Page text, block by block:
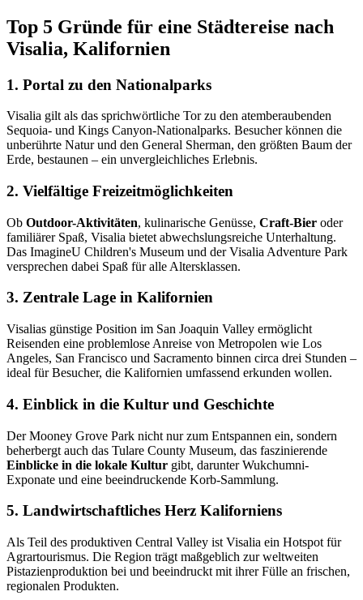
Top 5 Gründe für eine Städtereise nach
Visalia, Kalifornien
1. Portal zu den Nationalparks
Visalia gilt als das sprichwörtliche Tor zu den atemberaubenden
Sequoia- und Kings Canyon-Nationalparks. Besucher können die
unberührte Natur und den General Sherman, den größten Baum der
Erde, bestaunen – ein unvergleichliches Erlebnis.
2. Vielfältige Freizeitmöglichkeiten
Ob Outdoor-Aktivitäten, kulinarische Genüsse, Craft-Bier oder
familiärer Spaß, Visalia bietet abwechslungsreiche Unterhaltung.
Das ImagineU Children's Museum und der Visalia Adventure Park
versprechen dabei Spaß für alle Altersklassen.
3. Zentrale Lage in Kalifornien
Visalias günstige Position im San Joaquin Valley ermöglicht
Reisenden eine problemlose Anreise von Metropolen wie Los
Angeles, San Francisco und Sacramento binnen circa drei Stunden –
ideal für Besucher, die Kalifornien umfassend erkunden wollen.
4. Einblick in die Kultur und Geschichte
Der Mooney Grove Park nicht nur zum Entspannen ein, sondern
beherbergt auch das Tulare County Museum, das faszinierende
Einblicke in die lokale Kultur gibt, darunter Wukchumni-
Exponate und eine beeindruckende Korb-Sammlung.
5. Landwirtschaftliches Herz Kaliforniens
Als Teil des produktiven Central Valley ist Visalia ein Hotspot für
Agrartourismus. Die Region trägt maßgeblich zur weltweiten
Pistazienproduktion bei und beeindruckt mit ihrer Fülle an frischen,
regionalen Produkten.